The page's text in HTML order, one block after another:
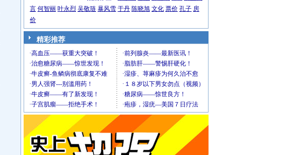
言 何智丽 叶永烈 吴敬琏 暴风雪 于丹 陈晓旭 文化 票价 孔子 房
价
精彩推荐